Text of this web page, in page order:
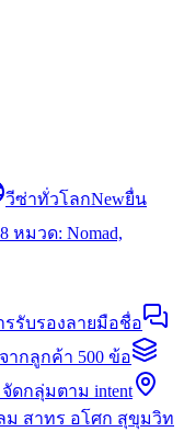
วีซ่าทั่วโลกNewยื่น
8 หมวด: Nomad,
รับรองลายมือชื่อ
ากลูกค้า 500 ข้อ
จัดกลุ่มตาม intent
ม สาทร อโศก สุขุมวิท